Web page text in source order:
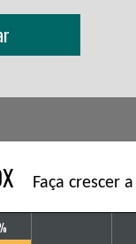
Faça crescer